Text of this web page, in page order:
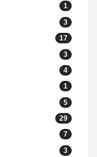
1
3
17
3
4
1
5
29
7
3